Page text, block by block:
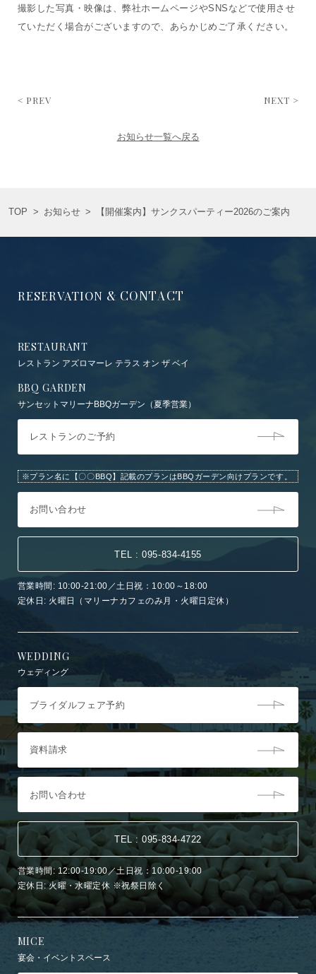
撮影した写真・映像は、弊社ホームページやSNSなどで使用させ
ていただく場合がございますので、あらかじめご了承ください。
< PREV NEXT >
お知らせ一覧へ戻る
TOP > お知らせ > 【開催案内】サンクスパーティー2026のご案内
RESERVATION & CONTACT
RESTAURANT
レストラン アズロマーレ テラス オン ザ ベイ
BBQ GARDEN
サンセットマリーナBBQガーデン（夏季営業）
営業時間: 10:00-21:00／土日祝：10:00～18:00
定休日: 火曜日（マリーナカフェのみ月・火曜日定休）
レストランのご予約
※プラン名に【〇〇BBQ】記載のプランはBBQガーデン向けプランです。
お問い合わせ
TEL : 095-834-4155
WEDDING
ウェディング
営業時間: 12:00-19:00／土日祝：10:00-19:00
定休日: 火曜・水曜定休 ※祝祭日除く
ブライダルフェア予約
資料請求
お問い合わせ
TEL : 095-834-4722
MICE
宴会・イベントスペース